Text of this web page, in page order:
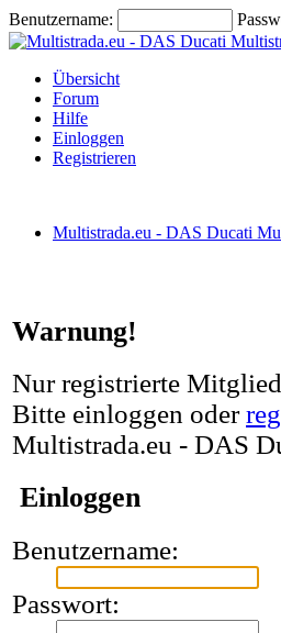
Benutzername:
Übersicht
Forum
Hilfe
Einloggen
Registrieren
Multistrada.eu - DAS Ducati
Warnung!
Nur registrierte
Bitte einloggen oder
Multistrada.eu - DAS
Einloggen
Benutzername:
Passwort: